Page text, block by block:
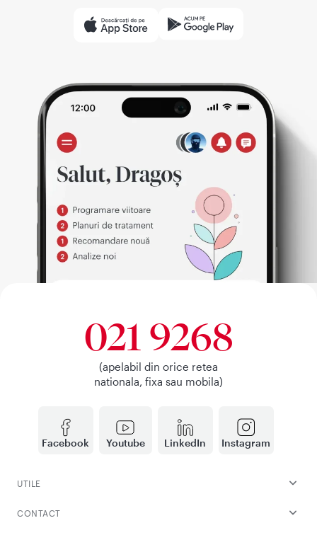
Facebook Youtube LinkedIn Instagram
021 9268
(apelabil din orice retea
nationala, fixa sau mobila)
UTILE
CONTACT